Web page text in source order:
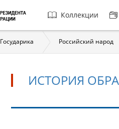
Главная
навигация
Коллекции
Государика Российский народ
ИСТОРИЯ